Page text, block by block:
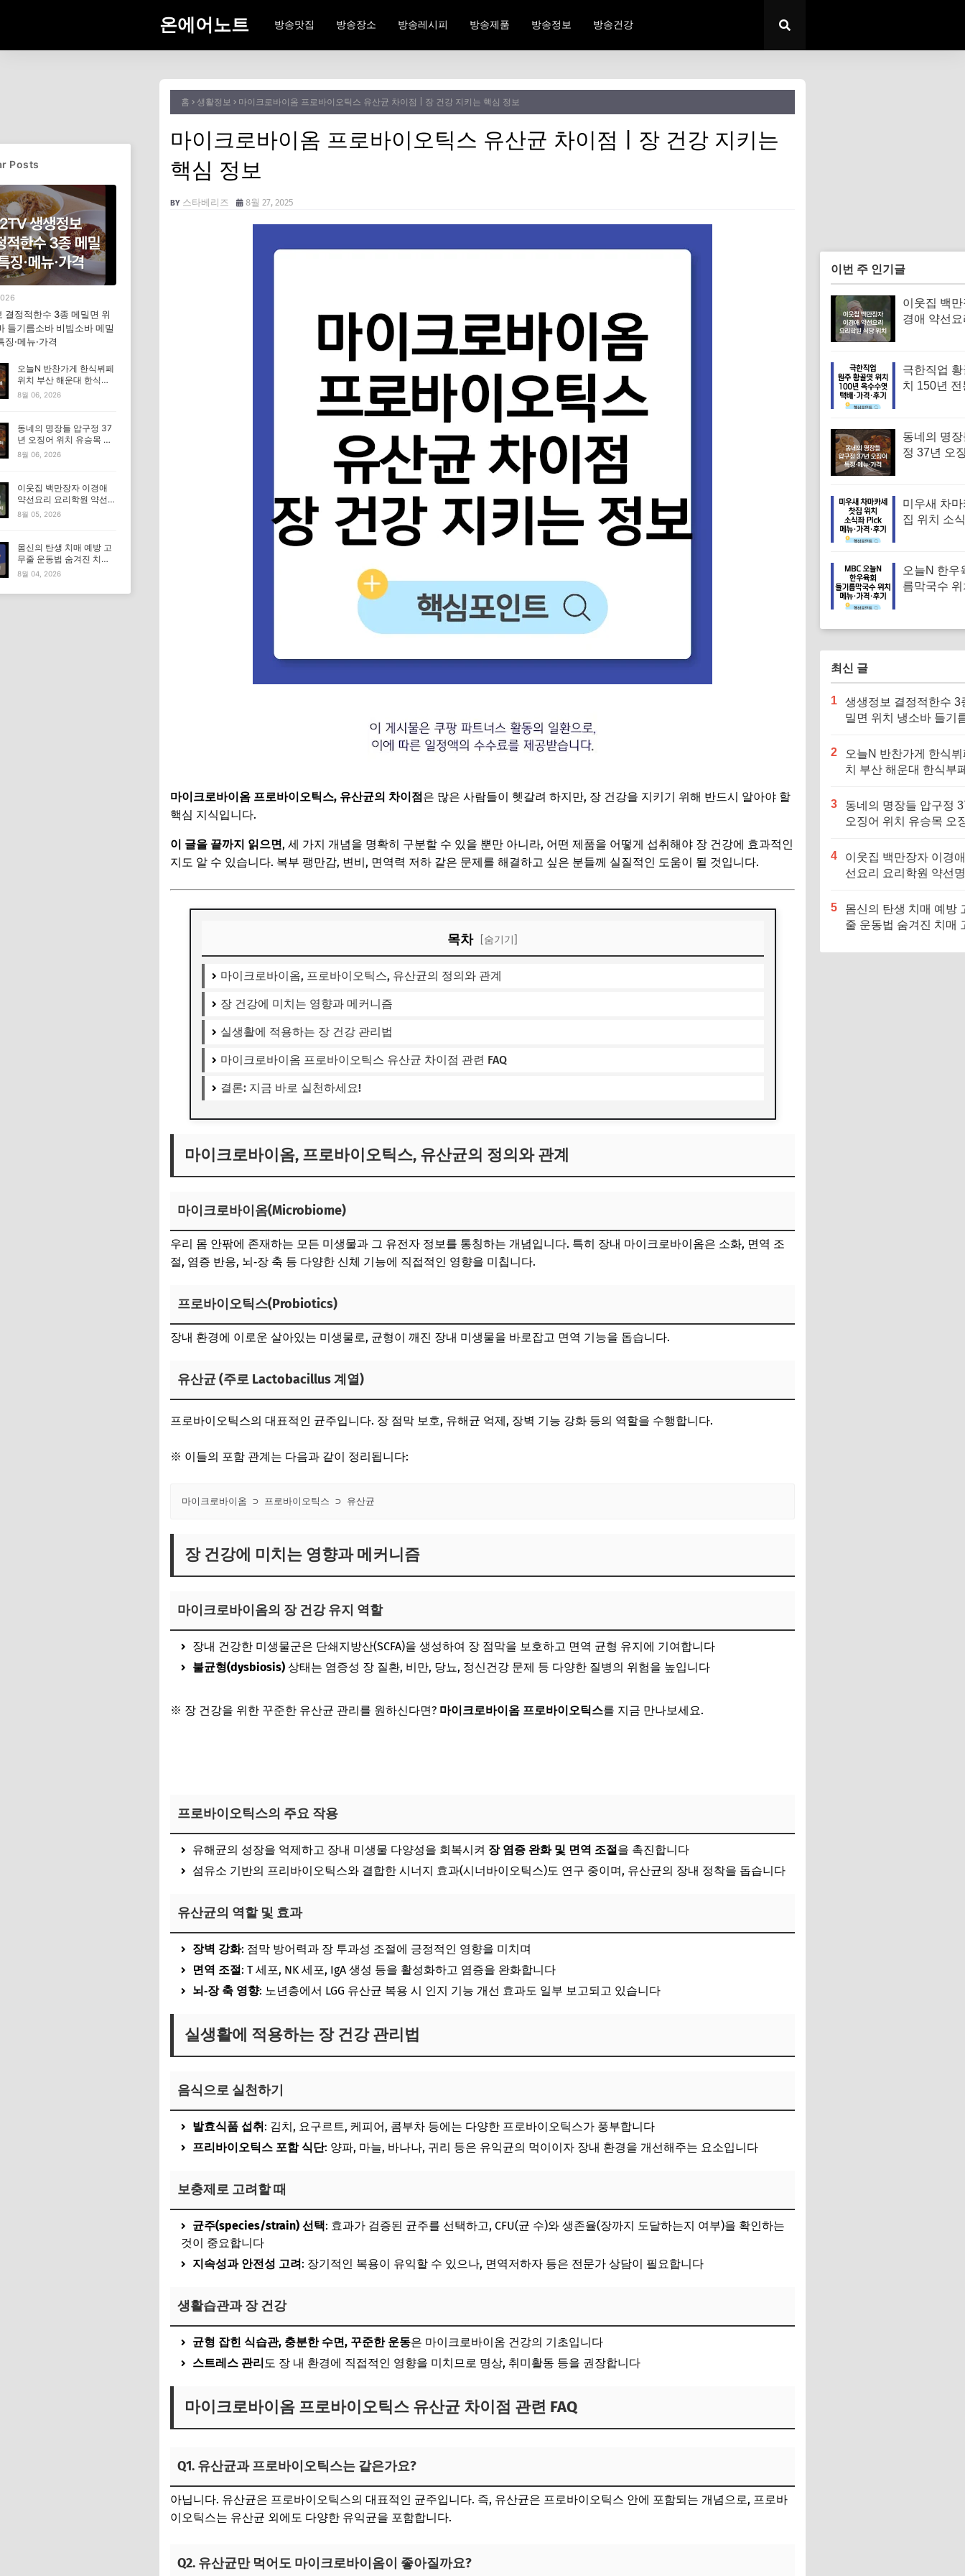
온에어노트 방송맛집 방송장소 방송레시피 방송제품 방송정보 방송건강
홈 생활정보 마이크로바이옴 프로바이오틱스 유산균 차이점 | 장 건강 지키는 핵심 정보
마이크로바이옴 프로바이오틱스 유산균 차이점 | 장 건강 지키는
핵심 정보
스타베리즈 8월 27, 2025
마이크로바이옴 프로바이오틱스, 유산균의 차이점은 많은 사람들이 헷갈려 하지만, 장 건강을 지키기 위해 반드시 알아야 할
핵심 지식입니다.
이 글을 끝까지 읽으면, 세 가지 개념을 명확히 구분할 수 있을 뿐만 아니라, 어떤 제품을 어떻게 섭취해야 장 건강에 효과적인
지도 알 수 있습니다. 복부 팽만감, 변비, 면역력 저하 같은 문제를 해결하고 싶은 분들께 실질적인 도움이 될 것입니다.
목차 [숨기기]
마이크로바이옴, 프로바이오틱스, 유산균의 정의와 관계
장 건강에 미치는 영향과 메커니즘
실생활에 적용하는 장 건강 관리법
마이크로바이옴 프로바이오틱스 유산균 차이점 관련 FAQ
결론: 지금 바로 실천하세요!
마이크로바이옴, 프로바이오틱스, 유산균의 정의와 관계
마이크로바이옴(Microbiome)
우리 몸 안팎에 존재하는 모든 미생물과 그 유전자 정보를 통칭하는 개념입니다. 특히 장내 마이크로바이옴은 소화, 면역 조
절, 염증 반응, 뇌‑장 축 등 다양한 신체 기능에 직접적인 영향을 미칩니다.
프로바이오틱스(Probiotics)
장내 환경에 이로운 살아있는 미생물로, 균형이 깨진 장내 미생물을 바로잡고 면역 기능을 돕습니다.
유산균 (주로 Lactobacillus 계열)
프로바이오틱스의 대표적인 균주입니다. 장 점막 보호, 유해균 억제, 장벽 기능 강화 등의 역할을 수행합니다.
※ 이들의 포함 관계는 다음과 같이 정리됩니다:
장 건강에 미치는 영향과 메커니즘
마이크로바이옴의 장 건강 유지 역할
장내 건강한 미생물군은 단쇄지방산(SCFA)을 생성하여 장 점막을 보호하고 면역 균형 유지에 기여합니다
불균형(dysbiosis) 상태는 염증성 장 질환, 비만, 당뇨, 정신건강 문제 등 다양한 질병의 위험을 높입니다
※ 장 건강을 위한 꾸준한 유산균 관리를 원하신다면? 마이크로바이옴 프로바이오틱스를 지금 만나보세요.
프로바이오틱스의 주요 작용
유해균의 성장을 억제하고 장내 미생물 다양성을 회복시켜 장 염증 완화 및 면역 조절을 촉진합니다
섬유소 기반의 프리바이오틱스와 결합한 시너지 효과(시너바이오틱스)도 연구 중이며, 유산균의 장내 정착을 돕습니다
유산균의 역할 및 효과
장벽 강화: 점막 방어력과 장 투과성 조절에 긍정적인 영향을 미치며
면역 조절: T 세포, NK 세포, IgA 생성 등을 활성화하고 염증을 완화합니다
뇌‑장 축 영향: 노년층에서 LGG 유산균 복용 시 인지 기능 개선 효과도 일부 보고되고 있습니다
실생활에 적용하는 장 건강 관리법
음식으로 실천하기
발효식품 섭취: 김치, 요구르트, 케피어, 콤부차 등에는 다양한 프로바이오틱스가 풍부합니다
프리바이오틱스 포함 식단: 양파, 마늘, 바나나, 귀리 등은 유익균의 먹이이자 장내 환경을 개선해주는 요소입니다
보충제로 고려할 때
균주(species/strain) 선택: 효과가 검증된 균주를 선택하고, CFU(균 수)와 생존율(장까지 도달하는지 여부)을 확인하는
것이 중요합니다
지속성과 안전성 고려: 장기적인 복용이 유익할 수 있으나, 면역저하자 등은 전문가 상담이 필요합니다
생활습관과 장 건강
균형 잡힌 식습관, 충분한 수면, 꾸준한 운동은 마이크로바이옴 건강의 기초입니다
스트레스 관리도 장 내 환경에 직접적인 영향을 미치므로 명상, 취미활동 등을 권장합니다
마이크로바이옴 프로바이오틱스 유산균 차이점 관련 FAQ
Q1. 유산균과 프로바이오틱스는 같은가요?
아닙니다. 유산균은 프로바이오틱스의 대표적인 균주입니다. 즉, 유산균은 프로바이오틱스 안에 포함되는 개념으로, 프로바
이오틱스는 유산균 외에도 다양한 유익균을 포함합니다.
Q2. 유산균만 먹어도 마이크로바이옴이 좋아질까요?
이번 주 인기글
이웃집 백
경애 약선
보
극한직업
치 150년
동네의 명
정 37년 오
음 특징·메
미우새 차
집 위치 소
뉴·가격·후
오늘N 한우
름막국수
후기 (오늘
는날)
최신 글
1
생생정보 결정적한수 3
밀면 위치 냉소바 들기
징·메뉴·가격
2
오늘N 반찬가게 한식
치 부산 해운대 한식부
장인)
3
동네의 명장들 압구정
오징어 위치 유승목 오
음 특징·메뉴·가격
4
이웃집 백만장자 이경
선요리 요리학원 약선
5
몸신의 탄생 치매 예방
줄 운동법 숨겨진 치매
Posts
결정적한수 3종 메밀면 위
들기름소바 비빔소바 메밀
징·메뉴·가격
오늘N 반찬가게 한식뷔페
위치 부산 해운대 한식부
페 특징·메뉴·가격 (우리동
8월 06, 2026
동네의 명장들 압구정 37
년 오징어 위치 유승목 오
징어불고기 오징어튀김 오
8월 06, 2026
이웃집 백만장자 이경애
약선요리 요리학원 약선명
장 식당 위치 요리연구소
8월 05, 2026
몸신의 탄생 치매 예방 고
무줄 운동법 숨겨진 치매
고위험군｜포스파티딜세
8월 04, 2026